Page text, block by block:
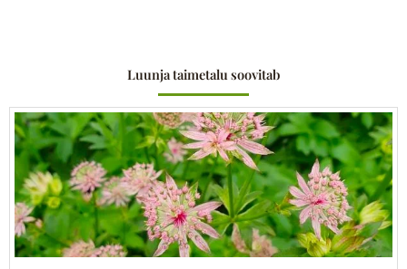
Luunja taimetalu soovitab